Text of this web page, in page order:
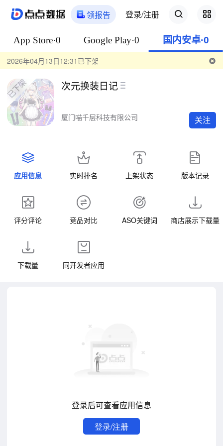
领报告 登录/注册
App Store·0 Google Play·0 国内安卓·0
2026年04月13日12:31已下架
次元换装日记
厦门喵千层科技有限公司 关注
应用信息 实时排名 上架状态 版本记录
评分评论 竞品对比 ASO关键词 商店展示下载量
下载量 同开发者应用
登录后可查看应用信息
登录/注册